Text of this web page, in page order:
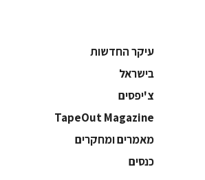
עיקר החדשות
בישראל
צ'יפסים
TapeOut Magazine
מאמרים ומחקרים
כנסים